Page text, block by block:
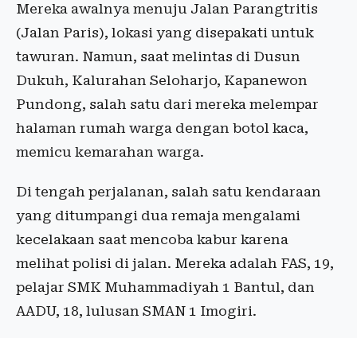
Mereka awalnya menuju Jalan Parangtritis
(Jalan Paris), lokasi yang disepakati untuk
tawuran. Namun, saat melintas di Dusun
Dukuh, Kalurahan Seloharjo, Kapanewon
Pundong, salah satu dari mereka melempar
halaman rumah warga dengan botol kaca,
memicu kemarahan warga.
Di tengah perjalanan, salah satu kendaraan
yang ditumpangi dua remaja mengalami
kecelakaan saat mencoba kabur karena
melihat polisi di jalan. Mereka adalah FAS, 19,
pelajar SMK Muhammadiyah 1 Bantul, dan
AADU, 18, lulusan SMAN 1 Imogiri.